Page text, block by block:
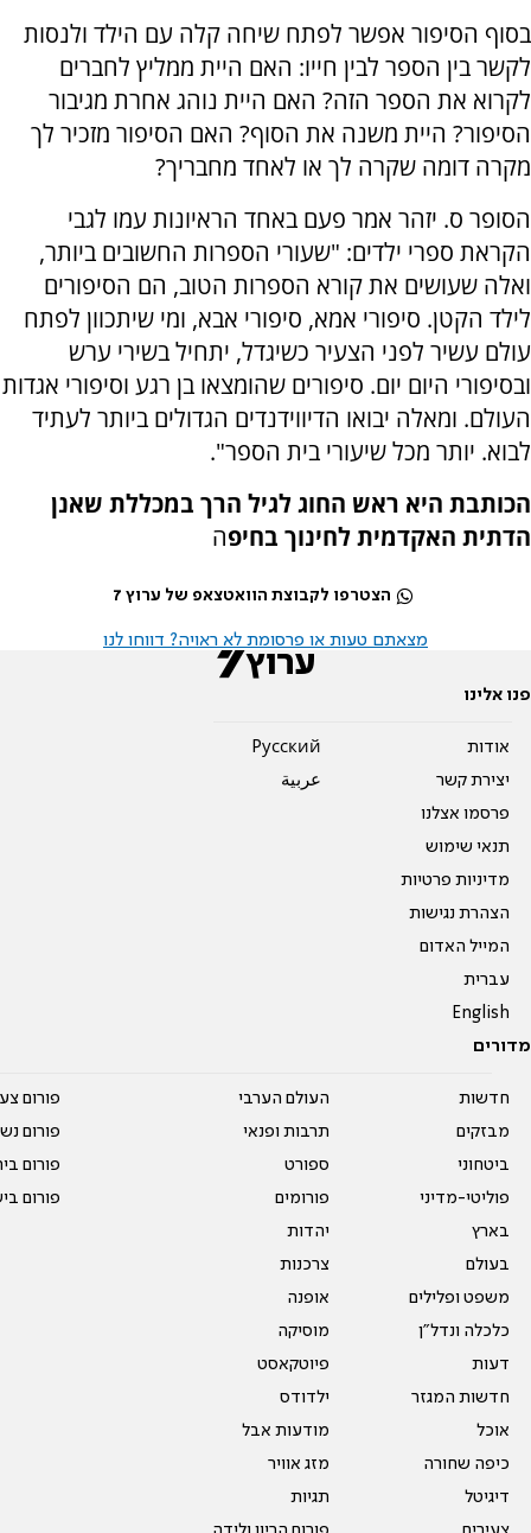
בסוף הסיפור אפשר לפתח שיחה קלה עם הילד ולנסות
לקשר בין הספר לבין חייו: האם היית ממליץ לחברים
לקרוא את הספר הזה? האם היית נוהג אחרת מגיבור
הסיפור? היית משנה את הסוף? האם הסיפור מזכיר לך
מקרה דומה שקרה לך או לאחד מחבריך?
הסופר ס. יזהר אמר פעם באחד הראיונות עמו לגבי
הקראת ספרי ילדים: "שעורי הספרות החשובים ביותר,
ואלה שעושים את קורא הספרות הטוב, הם הסיפורים
לילד הקטן. סיפורי אמא, סיפורי אבא, ומי שיתכוון לפתח
עולם עשיר לפני הצעיר כשיגדל, יתחיל בשירי ערש
ובסיפורי היום יום. סיפורים שהומצאו בן רגע וסיפורי אגדות
העולם. ומאלה יבואו הדיווידנדים הגדולים ביותר לעתיד
לבוא. יותר מכל שיעורי בית הספר".
הכותבת היא ראש החוג לגיל הרך במכללת שאנן
הדתית האקדמית לחינוך בחיפה
הצטרפו לקבוצת הוואטצאפ של ערוץ 7
מצאתם טעות או פרסומת לא ראויה? דווחו לנו
פנו אלינו
אודות
יצירת קשר
פרסמו אצלנו
תנאי שימוש
מדיניות פרטיות
הצהרת נגישות
המייל האדום
עברית
English
Pусский
عربية
מדורים
חדשות
מבזקים
ביטחוני
פוליטי-מדיני
בארץ
בעולם
משפט ופלילים
כלכלה ונדל"ן
דעות
חדשות המגזר
אוכל
כיפה שחורה
דיגיטל
העולם הערבי
תרבות ופנאי
ספורט
פורומים
יהדות
צרכנות
אופנה
מוסיקה
פיוטקאסט
ילדודס
מודעות אבל
מזג אוויר
תגיות
פורום
פורום
פורום
פורום